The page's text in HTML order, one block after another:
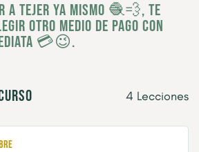
a tejer ya mismo 🧶💨, te
otro medio de pago con
💳😉.
4 Lecciones